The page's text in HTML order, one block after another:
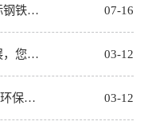
1+3+N 多元矩阵｜第二届中国国际钢铁周・上海冶金展 9 月盛大开幕 07-16
不止于粉末：2026中国粉末冶金展，您的产业升级“核心接口” 03-12
直面 1000 + 冶金企业！2026 工业环保展招展启动，打通环保订单链路 03-12